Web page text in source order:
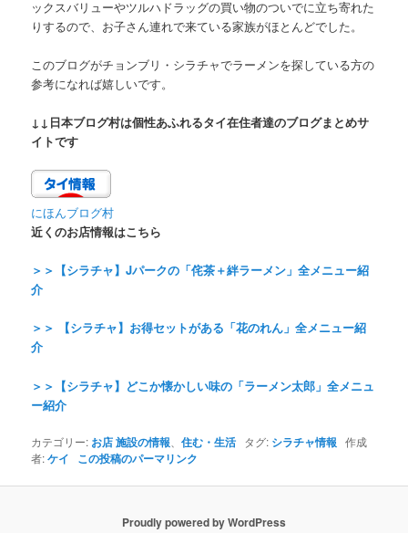
ックスバリューやツルハドラッグの買い物のついでに立ち寄れた
りするので、お子さん連れで来ている家族がほとんどでした。
このブログがチョンブリ・シラチャでラーメンを探している方の
参考になれば嬉しいです。
↓↓日本ブログ村は個性あふれるタイ在住者達のブログまとめサ
イトです
にほんブログ村
近くのお店情報はこちら
＞＞【シラチャ】Jパークの「侘茶＋絆ラーメン」全メニュー紹
介
＞＞ 【シラチャ】お得セットがある「花のれん」全メニュー紹
介
＞＞【シラチャ】どこか懐かしい味の「ラーメン太郎」全メニュ
ー紹介
カテゴリー: お店 施設の情報 、住む・生活 タグ: シラチャ情報 作成
者:ケイ この投稿のパーマリンク
Proudly powered by WordPress